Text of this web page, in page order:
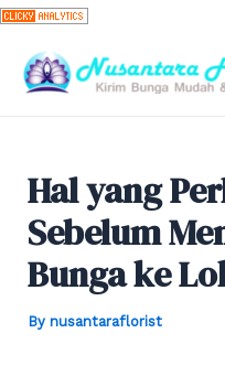
Skip
content
Hal yang
Sebelum
Bunga ke
By nusantaraflorist